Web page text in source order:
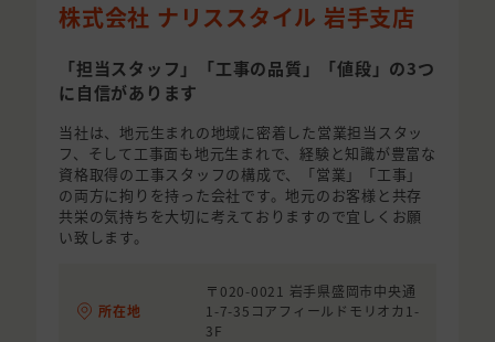
株式会社 ナリススタイル 岩手支店
「担当スタッフ」「工事の品質」「値段」の3つ
に自信があります
当社は、地元生まれの地域に密着した営業担当スタッ
フ、そして工事面も地元生まれで、経験と知識が豊富な
資格取得の工事スタッフの構成で、「営業」「工事」
の両方に拘りを持った会社です。地元のお客様と共存
共栄の気持ちを大切に考えておりますので宜しくお願
い致します。
所在地
〒020-0021 岩手県盛岡市中央通
1-7-35コアフィールドモリオカ1-
3F